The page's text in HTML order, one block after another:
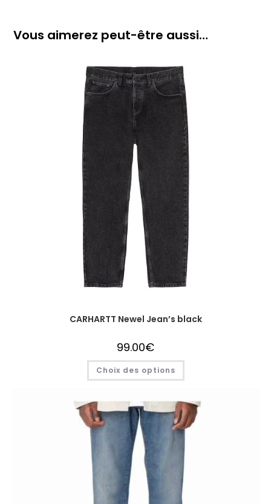
Vous aimerez peut-être aussi…
CARHARTT Newel Jean’s black
99.00€
Choix des options